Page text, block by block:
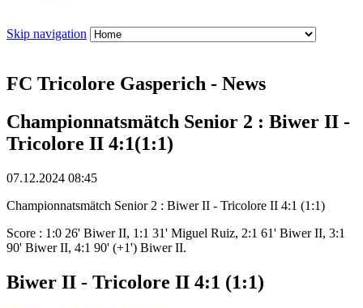
Skip navigation
FC Tricolore Gasperich - News
Championnatsmätch Senior 2 : Biwer II -
Tricolore II 4:1(1:1)
07.12.2024 08:45
Championnatsmätch Senior 2 : Biwer II - Tricolore II 4:1 (1:1)
Score : 1:0 26' Biwer II, 1:1 31' Miguel Ruiz, 2:1 61' Biwer II, 3:1
90' Biwer II, 4:1 90' (+1') Biwer II.
Biwer II - Tricolore II 4:1 (1:1)